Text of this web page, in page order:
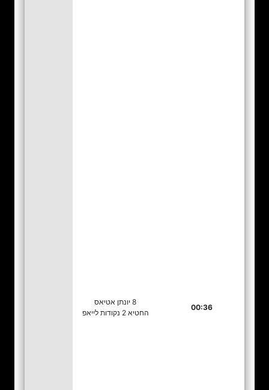
00:36
8 יונתן אטיאס
החטיא 2 נקודות לייאפ